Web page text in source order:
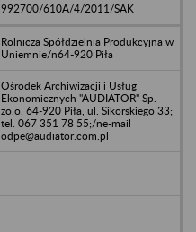
992700/610A/4/2011/SAK
Rolnicza Spółdzielnia Produkcyjna w
Uniemnie/n64-920 Piła
Ośrodek Archiwizacji i Usług
Ekonomicznych "AUDIATOR" Sp.
zo.o. 64-920 Piła, ul. Sikorskiego 33;
tel. 067 351 78 55;/ne-mail
odpe@audiator.com.pl